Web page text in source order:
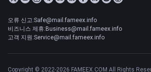
오류 신고:Safe@mail.fameex.info
비즈니스 제휴:Business@mail.fameex.info
고객 지원:Service@mail.fameex.info
Copyright © 2022-2026 FAMEEX.COM All Rights